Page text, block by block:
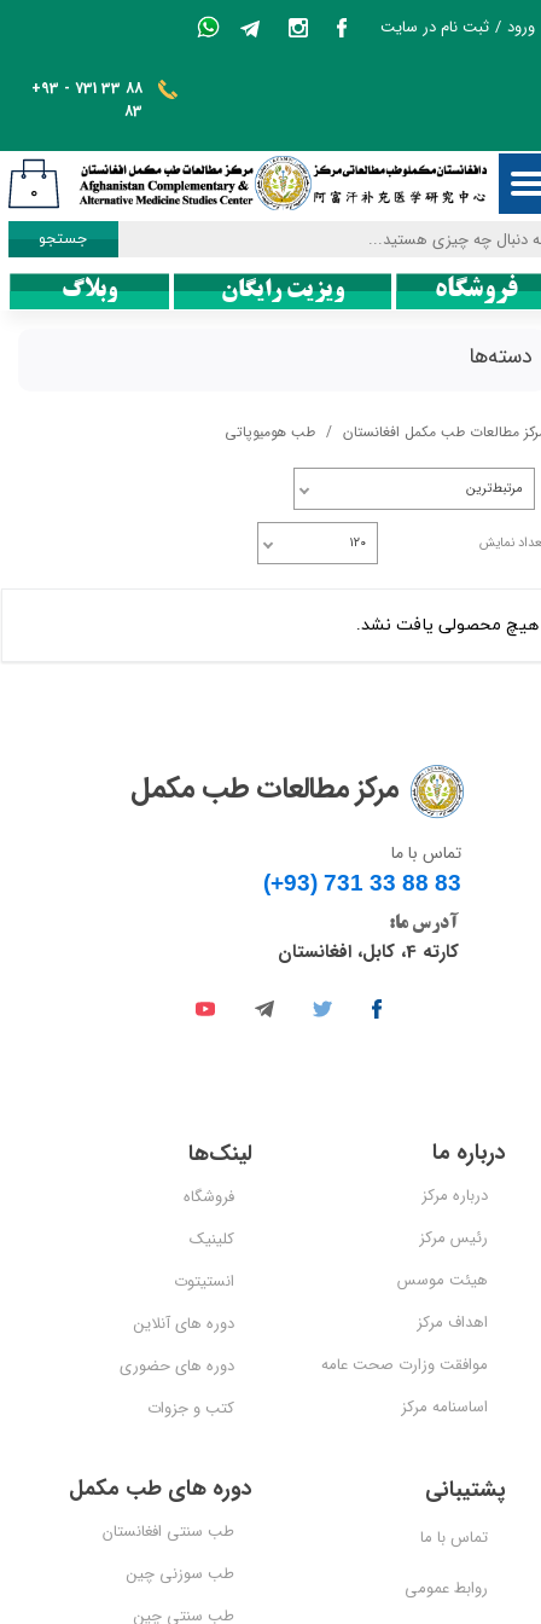
+93 - 731 33 88
83
ورود / ثبت نام در سایت
سفارشات
خروج از حساب کاربری
۰
جستجو
فروشگاه وبلاگ ویزیت رایگان
مطالعات طب مکمل افغانستان طب هومیوپاتی
مرتبط‌ترین
نمایش ۱۲۰
هیچ محصولی یافت نشد.
دسته‌ها
مرکز مطالعات طب مکمل
تماس با ما
(+93) 731 33 88 83​​​​​​​
آدرس ما:
کارته 4، کابل، افغانستان
درباره مرکز
رئیس مرکز
هیئت موسس
اهداف مرکز
موافقت وزارت صحت عامه
اساسنامه مرکز
درباره ما لینک‌ها
فروشگاه
کلینیک
انستیتوت
دوره های آنلاین
دوره های حضوری
کتب و جزوات
دوره های طب مکمل
طب سنتی افغانستان
طب سوزنی چین
طب سنتی چین
پشتیبانی
تماس با ما
روابط عمومی